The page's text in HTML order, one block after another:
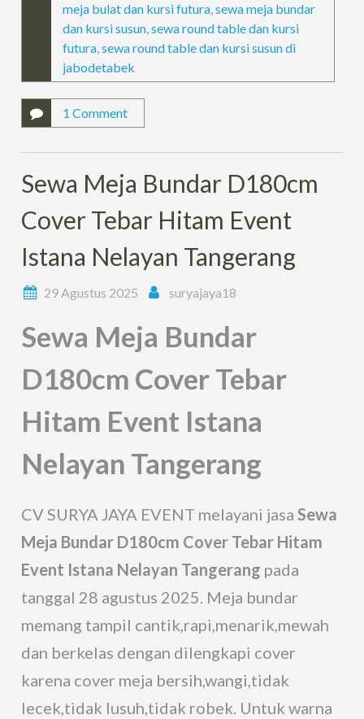
meja bulat dan kursi futura,sewa meja bundar
dan kursi susun,sewa round table dan kursi
futura,sewa round table dan kursi susun di
jabodetabek
1 Comment
Sewa Meja Bundar D180cm
Cover Tebar Hitam Event
Istana Nelayan Tangerang
29 Agustus 2025 suryajaya18
Sewa Meja Bundar
D180cm Cover Tebar
Hitam Event Istana
Nelayan Tangerang
CV SURYA JAYA EVENT melayani jasaSewa
Meja Bundar D180cm Cover Tebar Hitam
Event Istana Nelayan Tangerang pada
tanggal 28 agustus 2025. Meja bundar
memang tampil cantik,rapi,menarik,mewah
dan berkelas dengan dilengkapi cover
karena cover meja bersih,wangi,tidak
lecek,tidak lusuh,tidak robek. Untuk warna